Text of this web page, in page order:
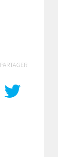
PARTAGER